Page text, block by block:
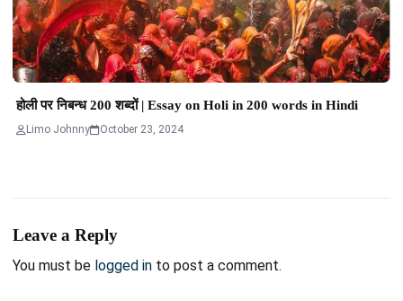
होली पर निबन्ध 200 शब्दों | Essay on Holi in 200 words in Hindi
Limo Johnny October 23, 2024
Leave a Reply
You must be logged in to post a comment.